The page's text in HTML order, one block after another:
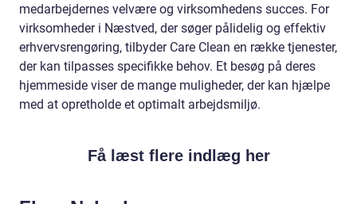
medarbejdernes velvære og virksomhedens succes. For
virksomheder i Næstved, der søger pålidelig og effektiv
erhvervsrengøring, tilbyder Care Clean en række tjenester,
der kan tilpasses specifikke behov. Et besøg på deres
hjemmeside viser de mange muligheder, der kan hjælpe
med at opretholde et optimalt arbejdsmiljø.
Få læst flere indlæg her